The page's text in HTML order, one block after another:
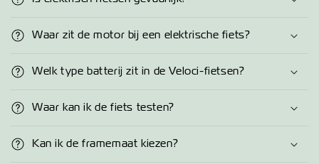
Waar zit de motor bij een elektrische fiets?
Welk type batterij zit in de Veloci-fietsen?
Waar kan ik de fiets testen?
Kan ik de framemaat kiezen?